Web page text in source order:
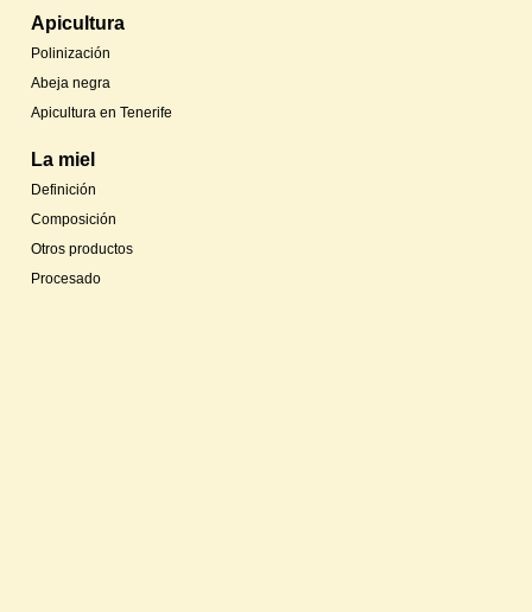
Apicultura
Polinización
Abeja negra
Apicultura en Tenerife
La miel
Definición
Composición
Otros productos
Procesado